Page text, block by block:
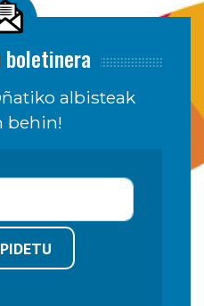
albisteak
behin!